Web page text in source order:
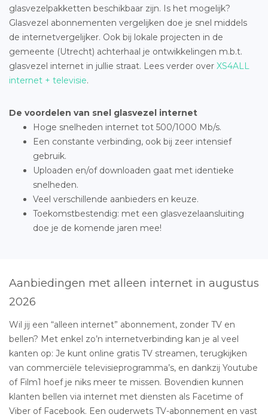
glasvezelpakketten beschikbaar zijn. Is het mogelijk?
Glasvezel abonnementen vergelijken doe je snel middels
de internetvergelijker. Ook bij lokale projecten in de
gemeente (Utrecht) achterhaal je ontwikkelingen m.b.t.
glasvezel internet in jullie straat. Lees verder over XS4ALL
internet + televisie.
De voordelen van snel glasvezel internet
Hoge snelheden internet tot 500/1000 Mb/s.
Een constante verbinding, ook bij zeer intensief
gebruik.
Uploaden en/of downloaden gaat met identieke
snelheden.
Veel verschillende aanbieders en keuze.
Toekomstbestendig: met een glasvezelaansluiting
doe je de komende jaren mee!
Aanbiedingen met alleen internet in augustus
2026
Wil jij een “alleen internet” abonnement, zonder TV en
bellen? Met enkel zo’n internetverbinding kan je al veel
kanten op: Je kunt online gratis TV streamen, terugkijken
van commerciële televisieprogramma’s, en dankzij Youtube
of Film1 hoef je niks meer te missen. Bovendien kunnen
klanten bellen via internet met diensten als Facetime of
Viber of Facebook. Een ouderwets TV-abonnement en vast